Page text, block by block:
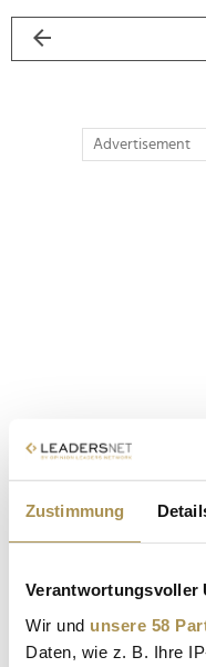
Zustimmung
Verantwortungsvoller
Wir und unsere 58
Daten, wie z. B. Ihre
Advertisement